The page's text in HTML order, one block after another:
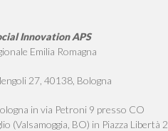
Innovation APS
Emilia Romagna
27, 40138, Bologna
in via Petroni 9 presso CO
(Valsamoggia, BO) in Piazza Libertà 2